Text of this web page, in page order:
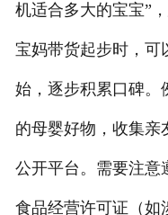
机适合多大的宝宝”
宝妈带货起步时，可
始，逐步积累口碑。
的母婴好物，收集亲
公开平台。需要注意
食品经营许可证（如